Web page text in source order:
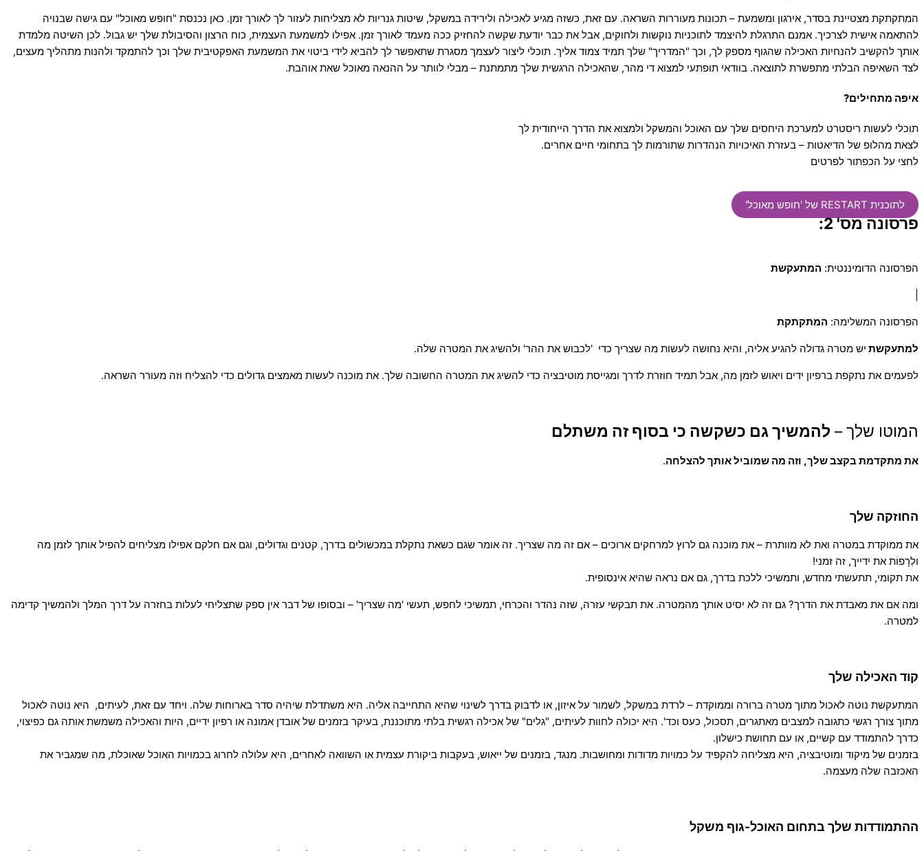
המתקתקת מצטיינת בסדר, אירגון ומשמעת – תכונות מעוררות השראה. עם זאת, כשזה מגיע לאכילה ולירידה במשקל, שיטות גנריות לא מצליחות לעזור לך לאורך זמן. כאן נכנסת "חופש מאוכל" עם גישה שבנויה
להתאמה אישית לצרכיך. אמנם התרגלת להיצמד לתוכניות נוקשות ולחוקים, אבל את כבר יודעת שקשה להחזיק ככה מעמד לאורך זמן. אפילו למשמעת העצמית, כוח הרצון והסיבולת שלך יש גבול. לכן השיטה מלמדת
אותך להקשיב להנחיות האכילה שהגוף מספק לך, וכך "המדריך" שלך תמיד צמוד אליך. תוכלי ליצור לעצמך מסגרת שתאפשר לך להביא לידי ביטוי את המשמעת האפקטיבית שלך וכך להתמקד ולהנות מתהליך מעצים,
לצד השאיפה הבלתי מתפשרת לתוצאה. בוודאי תופתעי למצוא די מהר, שהאכילה הרגשית שלך מתמתנת – מבלי לוותר על ההנאה מאוכל שאת אוהבת.
איפה מתחילים?
תוכלי לעשות ריסטרט למערכת היחסים שלך עם האוכל והמשקל ולמצוא את הדרך הייחודית לך
לצאת מהלופ של הדיאטות – בעזרת האיכויות הנהדרות שתורמות לך בתחומי חיים אחרים.
לחצי על הכפתור לפרטים
לתוכנית RESTART של 'חופש מאוכל'
פרסונה מס' 2:
הפרסונה הדומיננטית: המתעקשת
הפרסונה המשלימה: המתקתקת
למתעקשת יש מטרה גדולה להגיע אליה, והיא נחושה לעשות מה שצריך כדי 'לכבוש את ההר' ולהשיג את המטרה שלה.
לפעמים את נתקפת ברפיון ידים ויאוש לזמן מה, אבל תמיד חוזרת לדרך ומגייסת מוטיבציה כדי להשיג את המטרה החשובה שלך. את מוכנה לעשות מאמצים גדולים כדי להצליח וזה מעורר השראה.
המוטו שלך – להמשיך גם כשקשה כי בסוף זה משתלם
את מתקדמת בקצב שלך, וזה מה שמוביל אותך להצלחה.
החוזקה שלך
את ממוקדת במטרה ואת לא מוותרת – את מוכנה גם לרוץ למרחקים ארוכים – אם זה מה שצריך. זה אומר שגם כשאת נתקלת במכשולים בדרך, קטנים וגדולים, וגם אם חלקם אפילו מצליחים להפיל אותך לזמן מה
ולְרָפוֹת את ידייך, זה זמני!
את תקומי, תתעשתי מחדש, ותמשיכי ללכת בדרך, גם אם נראה שהיא אינסופית.
ומה אם את מאבדת את הדרך? גם זה לא יסיט אותך מהמטרה. את תבקשי עזרה, שזה נהדר והכרחי, תמשיכי לחפש, תעשי 'מה שצריך' – ובסופו של דבר אין ספק שתצליחי לעלות בחזרה על דרך המלך ולהמשיך קדימה
למטרה.
קוד האכילה שלך
המתעקשת נוטה לאכול מתוך מטרה ברורה וממוקדת – לרדת במשקל, לשמור על איזון, או לדבוק בדרך לשינוי שהיא התחייבה אליה. היא משתדלת שיהיה סדר בארוחות שלה. ויחד עם זאת, לעיתים, היא נוטה לאכול
מתוך צורך רגשי כתגובה למצבים מאתגרים, תסכול, כעס וכד'. היא יכולה לחוות לעיתים, "גלים" של אכילה רגשית בלתי מתוכננת, בעיקר בזמנים של אובדן אמונה או רפיון ידיים, היות והאכילה משמשת אותה גם כפיצוי,
כדרך להתמודד עם קשיים, או עם תחושת כישלון.
בזמנים של מיקוד ומוטיבציה, היא מצליחה להקפיד על כמויות מדודות ומחושבות. מנגד, בזמנים של ייאוש, בעקבות ביקורת עצמית או השוואה לאחרים, היא עלולה לחרוג בכמויות האוכל שאוכלת, מה שמגביר את
האכזבה שלה מעצמה.
ההתמודדות שלך בתחום האוכל-גוף משקל